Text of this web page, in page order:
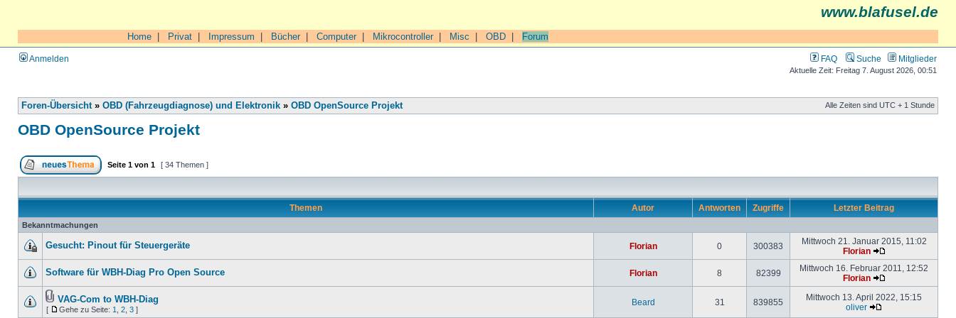
www.blafusel.de
Home Privat Impressum Bücher| Computer| Mikrocontroller| Misc OBD Forum
Anmelden FAQ Suche Mitglieder
Aktuelle Zeit: Freitag 7. August 2026, 00:51
Foren-Übersicht» OBD (Fahrzeugdiagnose) und Elektronik » OBD OpenSource Projekt Alle Zeiten sind UTC + 1 Stunde
OBD OpenSource Projekt
Seite 1 von 1 [ 34 Themen ]
Themen Autor Antworten Zugriffe Letzter Beitrag
Bekanntmachungen
Gesucht: Pinout für Steuergeräte Florian 0 300383
Mittwoch 21. Januar 2015, 11:02
Florian
Software für WBH-Diag Pro Open Source Florian 8 82399
Mittwoch 16. Februar 2011, 12:52
Florian
VAG-Com to WBH-Diag
[ Gehe zu Seite: 1 2 3 ]
Beard 31 839855
Mittwoch 13. April 2022, 15:15
oliver